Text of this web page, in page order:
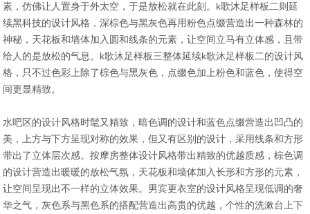
素，仿佛让人置身于外太空，于是放松就在此刻。k歌沐足样板二则延
续黑科技的设计风格，深棕色与黑灰色再用粉色点缀营造出一种森林的
神秘，天花板和墙体加入圆和线条的元素，让空间立马有立体感，且带
给人的是放松的气息。k歌沐足样板三整体延续k歌沐足样板二的设计风
格，只不过色彩上除了棕色与黑灰色，点缀色加上粉色和蓝色，使得空
间更显精致。
水吧区的设计风格时髦又精致，暗色调的设计和蓝色点缀营造出凹凸的
美，上方与下方呈现对称的效果，但又有区别的设计，采用线条和方形
带出了立体层次感。按摩房整体设计风格带出精致的优越质感，棕色调
的设计营造出暖暖的放松气氛，天花板和墙体加入长形和方形的元素，
让空间呈现出不一样的立体效果。男宾更衣室的设计风格呈现低调的奢
华之气，灰色系与黑色系的搭配营造出高贵的优越，个性的洗漱台上下